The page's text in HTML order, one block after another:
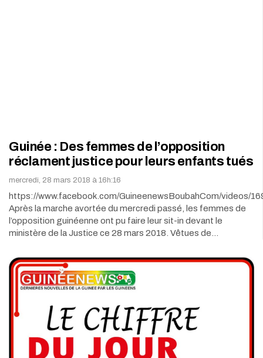
Guinée : Des femmes de l’opposition
réclament justice pour leurs enfants tués
mercredi, 28 mars 2018 à 16h:16
https://www.facebook.com/GuineenewsBoubahCom/videos/
Après la marche avortée du mercredi passé, les femmes de
l’opposition guinéenne ont pu faire leur sit-in devant le
ministère de la Justice ce 28 mars 2018. Vêtues de…